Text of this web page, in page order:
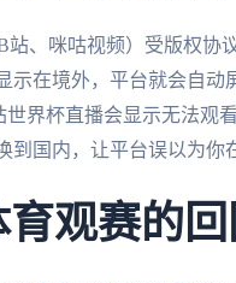
站、咪咕视频）受版权协
示在境外，平台就会自
界杯直播会显示无法观
国内，让平台误以为你
观赛的回